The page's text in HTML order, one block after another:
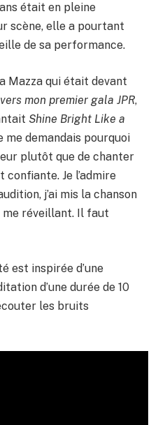
était en pleine
scène, elle a pourtant
de sa performance.
Mazza qui était devant
mon premier gala JPR,
Shine Bright Like a
me demandais pourquoi
plutôt que de chanter
Je l’admire
j’ai mis la chanson
me réveillant. Il faut
est inspirée d’une
d’une durée de 10
les bruits